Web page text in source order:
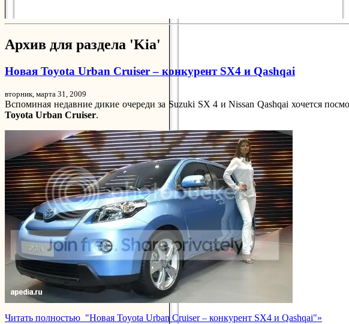
Архив для раздела 'Kia'
Новая Toyota Urban Cruiser – конкурент SX4 и Qashqai
вторник, марта 31, 2009
Вспоминая недавние дикие очереди за Suzuki SX 4 и Nissan Qashqai хочется
Toyota Urban Cruiser.
Читать полностью "Новая Toyota Urban Cruiser – конкурент SX4 и Qashqai"»